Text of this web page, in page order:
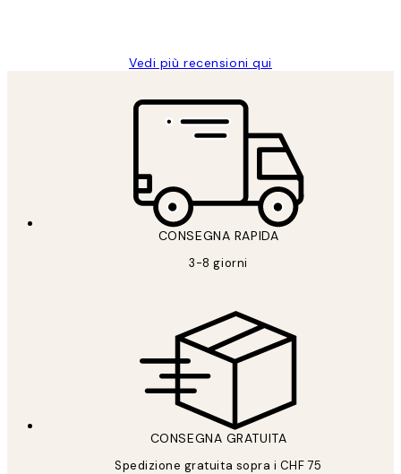
Vedi più recensioni qui
CONSEGNA RAPIDA
3-8 giorni
CONSEGNA GRATUITA
Spedizione gratuita sopra i CHF 75